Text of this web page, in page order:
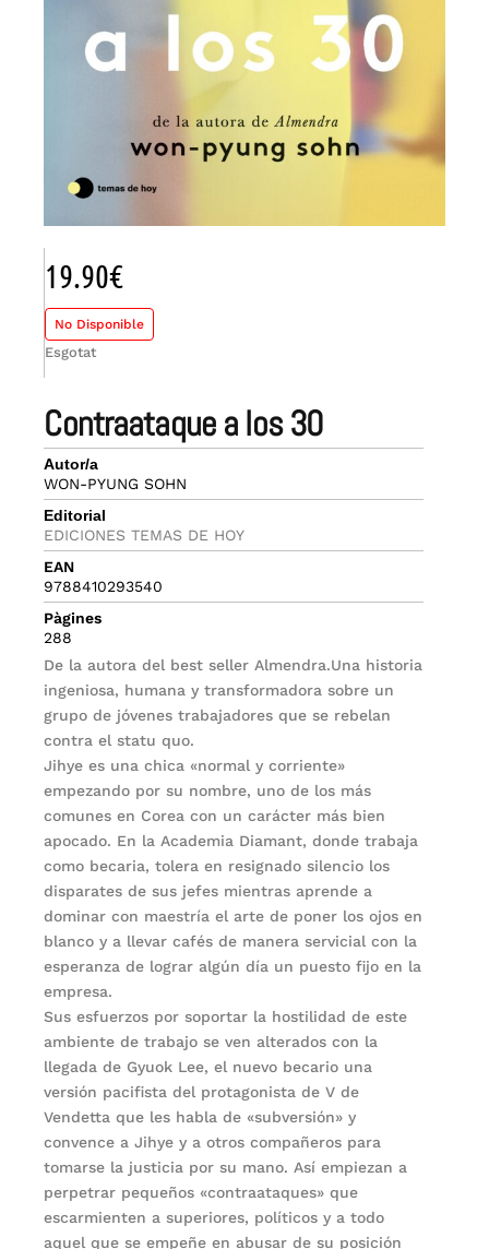
contraataque a los 30
Autor/a
WON-PYUNG SOHN
Editorial
EDICIONES TEMAS DE HOY
EAN
9788410293540
Pàgines
288
De la autora del best seller Almendra.Una historia
ingeniosa, humana y transformadora sobre un
grupo de jóvenes trabajadores que se rebelan
contra el statu quo.
Jihye es una chica «normal y corriente»
empezando por su nombre, uno de los más
comunes en Corea con un carácter más bien
apocado. En la Academia Diamant, donde trabaja
como becaria, tolera en resignado silencio los
disparates de sus jefes mientras aprende a
dominar con maestría el arte de poner los ojos en
blanco y a llevar cafés de manera servicial con la
esperanza de lograr algún día un puesto fijo en la
empresa.
Sus esfuerzos por soportar la hostilidad de este
ambiente de trabajo se ven alterados con la
llegada de Gyuok Lee, el nuevo becario una
versión pacifista del protagonista de V de
Vendetta que les habla de «subversión» y
convence a Jihye y a otros compañeros para
tomarse la justicia por su mano. Así empiezan a
perpetrar pequeños «contraataques» que
escarmienten a superiores, políticos y a todo
aquel que se empeñe en abusar de su posición
19.90€
No Disponible
Esgotat